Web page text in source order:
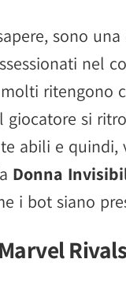
sono
nel
ritengono
giocatore si
abili e quindi,
Donna
i bot siano